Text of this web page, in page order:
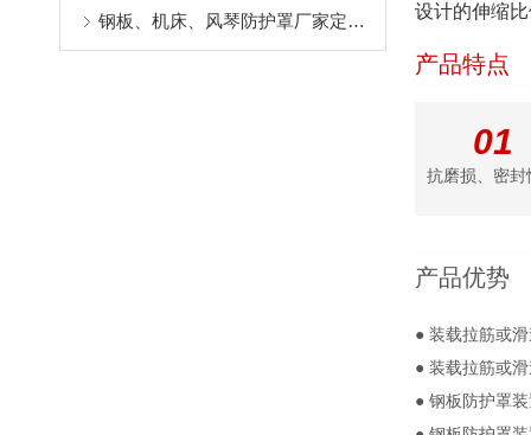
钢板、机床、风琴防护罩厂家定制指南：柔性防护材料的耐温、阻燃与往复寿命解析
设计的伸缩
产品特点
01
抗磨损、密封
产品优势
● 装载拉筋或
● 装载拉筋或
● 钢板防护罩